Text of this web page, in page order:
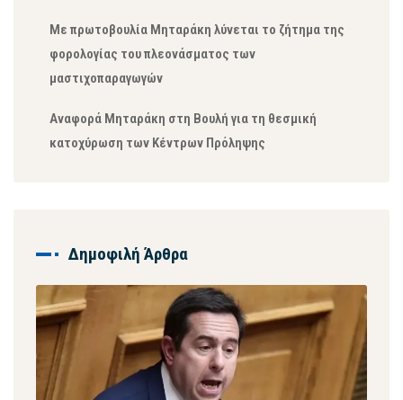
Με πρωτοβουλία Μηταράκη λύνεται το ζήτημα της
φορολογίας του πλεονάσματος των
μαστιχοπαραγωγών
Αναφορά Μηταράκη στη Βουλή για τη θεσμική
κατοχύρωση των Κέντρων Πρόληψης
Δημοφιλή Άρθρα